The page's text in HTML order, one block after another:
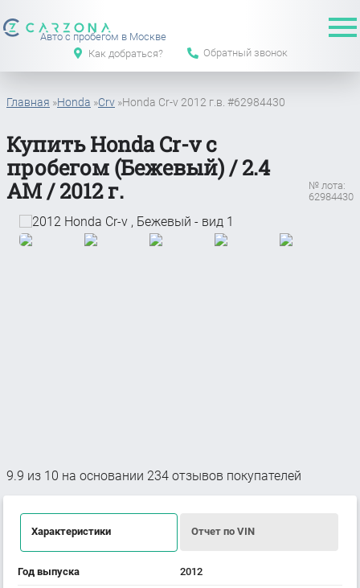
Авто с пробегом в Москве
Как добраться?
Обратный звонок
Главная »Honda »Crv »Honda Cr-v 2012 г.в. #62984430
Купить Honda Cr-v с
пробегом (Бежевый) / 2.4
АМ / 2012 г.
№ лота:
62984430
9.9 из 10 на основании 234 отзывов покупателей
Характеристики Отчет по VIN
Год выпуска 2012